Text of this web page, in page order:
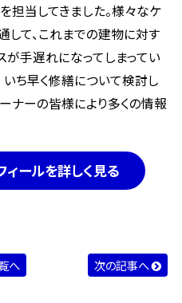
当してきました。様々なケ
して、これまでの建物に対す
手遅れになってしまってい
ち早く修繕について検討し
ナーの皆様により多くの情報
ールを詳しく見る
へ 次の記事へ